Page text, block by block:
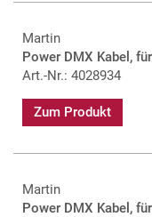
Martin
Power DMX Kabel,
Art.-Nr.: 4028934
Zum Produkt
Martin
Power DMX Kabel,